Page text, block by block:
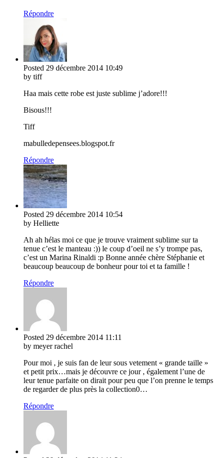
Répondre
Posted 29 décembre 2014 10:49
by tiff
Haa mais cette robe est juste sublime j’adore!!!
Bisous!!!
Tiff
mabulledepensees.blogspot.fr
Répondre
Posted 29 décembre 2014 10:54
by Helliette
Ah ah hélas moi ce que je trouve vraiment sublime sur ta
tenue c’est le manteau :)) le coup d’oeil ne s’y trompe pas,
c’est un Marina Rinaldi :p Bonne année chère Stéphanie et
beaucoup beaucoup de bonheur pour toi et ta famille !
Répondre
Posted 29 décembre 2014 11:11
by meyer rachel
Pour moi , je suis fan de leur sous vetement « grande taille »
et petit prix…mais je découvre ce jour , également l’une de
leur tenue parfaite on dirait pour peu que l’on prenne le temps
de regarder de plus près la collection0…
Répondre